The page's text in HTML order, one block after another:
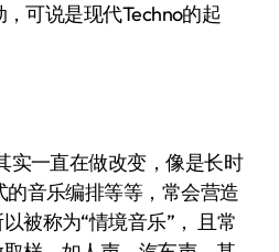
可说是现代Techno的起
实一直在做改变，像是长时
的音乐编排等等，常会营造
被称为“情境音乐”， 且常